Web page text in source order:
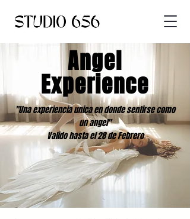
Angel
Experience
"Una experiencia unica en donde sentirse como
un angel"
Valido hasta el 28 de Febrero